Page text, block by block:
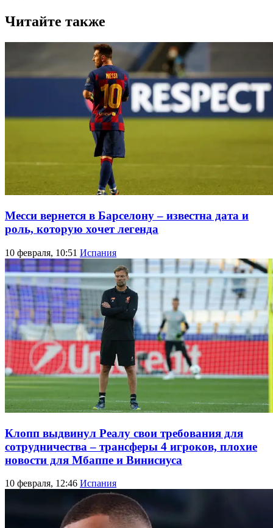
Читайте также
Месси вернется в Барселону – известна дата и
роль, которую хочет легенда
10 февраля, 10:51 Испания
Клопп выдвинул Реалу свои требования для
сотрудничества – трансферы 4 игроков, плохие
новости для Мбаппе и Винисиуса
10 февраля, 12:46 Испания